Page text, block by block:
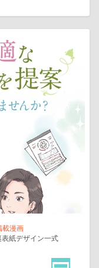
漫画
紙デザイン一式